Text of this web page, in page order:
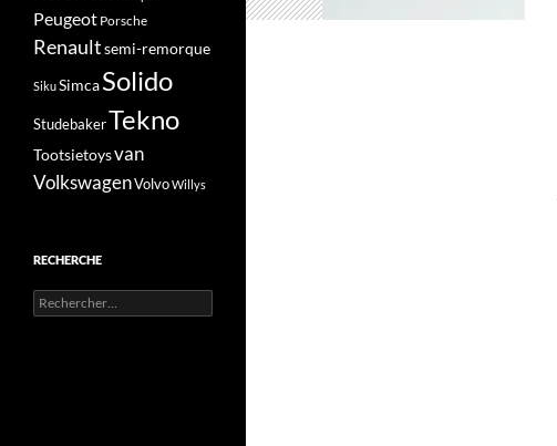
Peugeot Porsche
Renaultsemi-remorque
SikuSimcaSolido
StudebakerTekno
Tootsietoysvan
VolkswagenVolvoWillys
RECHERCHE
Rechercher :